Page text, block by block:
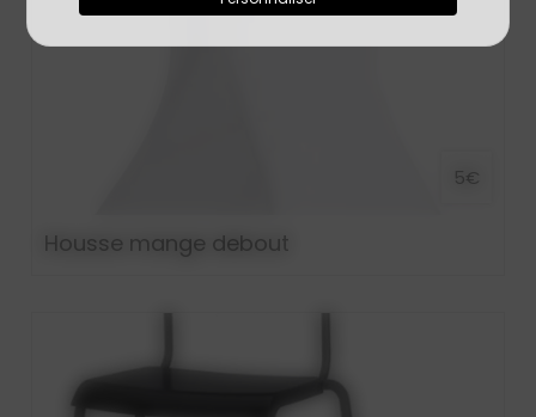
5€
Housse mange debout